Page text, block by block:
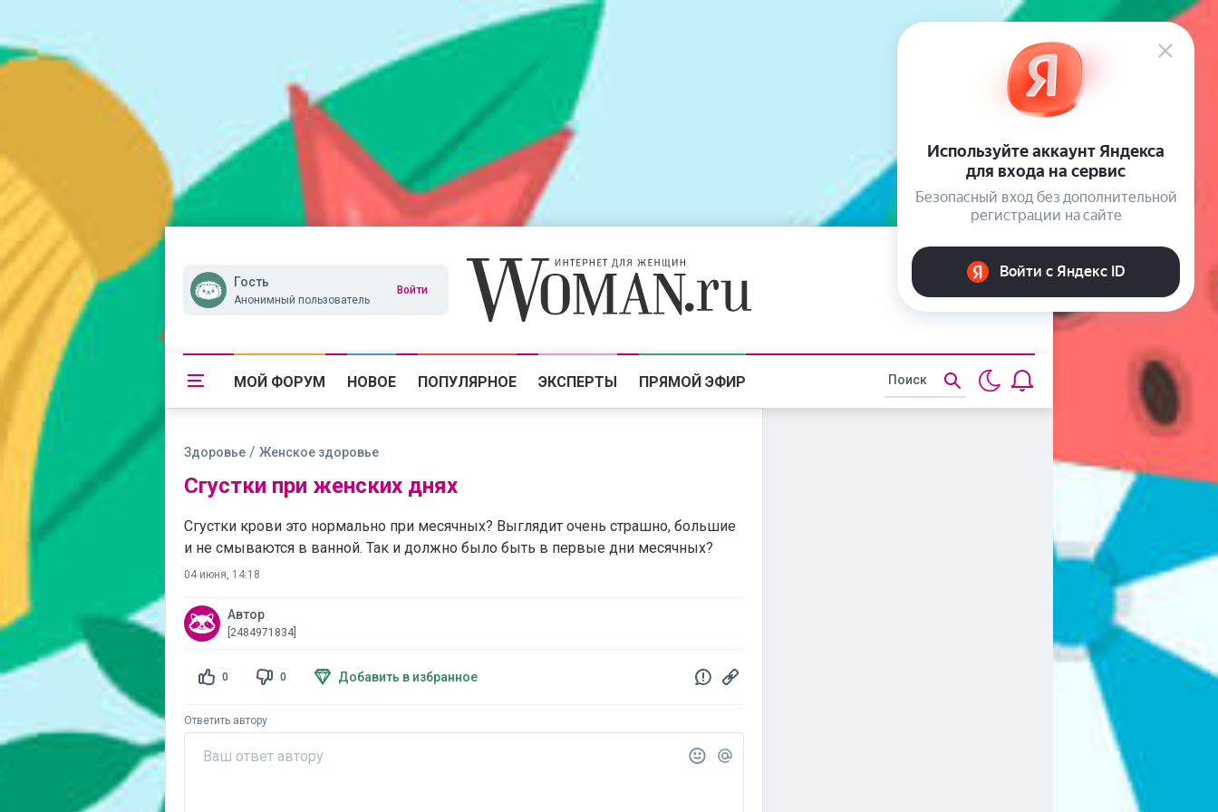
Гость
Анонимный пользователь
Войти
МОЙ ФОРУМ НОВОЕ ПОПУЛЯРНОЕ ЭКСПЕРТЫ ПРЯМОЙ ЭФИР
Здоровье / Женское здоровье
Сгустки при женских днях
Сгустки крови это нормально при месячных? Выглядит очень страшно, большие
и не смываются в ванной. Так и должно было быть в первые дни месячных?
04 июня, 14:18
Автор
[2484971834]
0 0 Добавить в избранное
Ответить автору